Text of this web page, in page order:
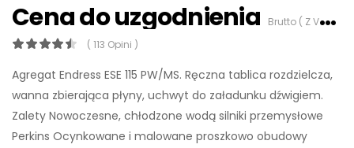
Cena do uzgodnienia Brutto ( Z VAT 23%)
( 113 Opini )
Agregat Endress ESE 115 PW/MS. Ręczna tablica rozdzielcza,
wanna zbierająca płyny, uchwyt do załadunku dźwigiem.
Zalety Nowoczesne, chłodzone wodą silniki przemysłowe
Perkins Ocynkowane i malowane proszkowo obudowy